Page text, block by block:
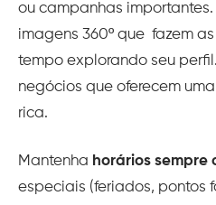
ou campanhas
imagens 360º que fazem
tempo explorando seu
negócios que oferecem
rica.
Mantenha horários sempre
especiais (feriados, pontos